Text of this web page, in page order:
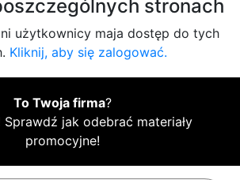
stronach
użytkownicy maja dostęp do tych
Kliknij, aby się zalogować.
To Twoja firma?
Sprawdź jak odebrać materiały
promocyjne!